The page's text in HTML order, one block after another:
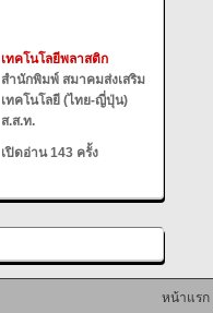
เทคโนโลยีพลาสติก
สำนักพิมพ์ สมาคมส่งเสริม
เทคโนโลยี (ไทย-ญี่ปุ่น)
ส.ส.ท.
เปิดอ่าน 143 ครั้ง
หน้าแรก|